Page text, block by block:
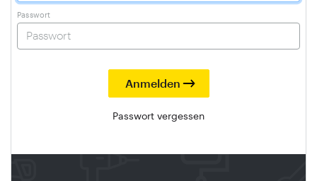
Passwort
Passwort vergessen